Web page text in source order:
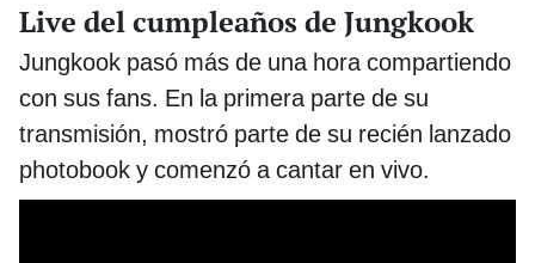
Live del cumpleaños de Jungkook
Jungkook pasó más de una hora compartiendo
con sus fans. En la primera parte de su
transmisión, mostró parte de su recién lanzado
photobook y comenzó a cantar en vivo.